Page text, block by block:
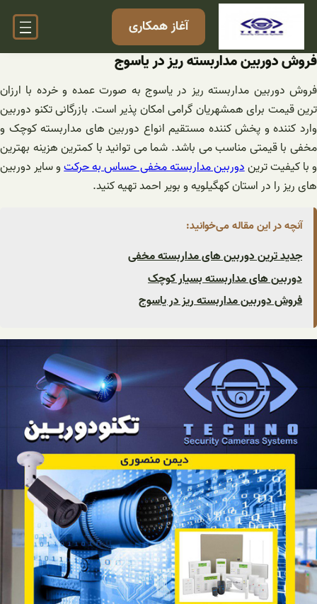
رفتن
آغاز همکاری
فروش دوربین مداربسته ریز در یاسوج
فروش دوربین مداربسته ریز در یاسوج به صورت عمده و خرده با ارزان
ترین قیمت برای همشهریان گرامی امکان پذیر است. بازرگانی تکنو دوربین
وارد کننده و پخش کننده مستقیم انواع دوربین های مداربسته کوچک و
مخفی با قیمتی مناسب می باشد. شما می توانید با کمترین هزینه بهترین
و با کیفیت تریندوربین مداربسته مخفی حساس به حرکتو سایر دوربین
های ریز را در استان کهگیلویه و بویر احمد تهیه کنید.
آنچه در این مقاله می‌خوانید:
جدید ترین دوربین های مداربسته مخفی
دوربین های مداربسته بسیار کوچک
فروش دوربین مداربسته ریز در یاسوج